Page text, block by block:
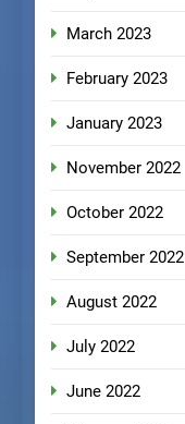
March 2023
February 2023
January 2023
November 2022
October 2022
September 2022
August 2022
July 2022
June 2022